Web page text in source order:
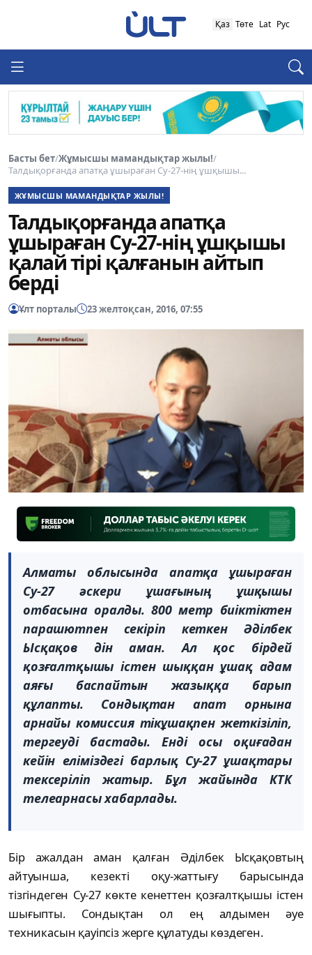
Қаз Төте Lat Рус
Басты бет/Жұмысшы мамандықтар жылы!/
Талдықорғанда апатқа ұшыраған Су-27-нің ұшқышы...
ЖҰМЫСШЫ МАМАНДЫҚТАР ЖЫЛЫ!
Талдықорғанда апатқа
ұшыраған Су-27-нің ұшқышы
қалай тірі қалғанын айтып
берді
Ұлт порталы 23 желтоқсан, 2016, 07:55
Алматы облысында апатқа ұшыраған
Су-27 әскери ұшағының ұшқышы
отбасына оралды. 800 метр биіктіктен
парашютпен секіріп кеткен Әділбек
Ысқақов дін аман. Ал қос бірдей
қозғалтқышы істен шыққан ұшақ адам
аяғы баспайтын жазыққа барып
құлапты. Сондықтан апат орнына
арнайы комиссия тікұшақпен жеткізіліп,
тергеуді бастады. Енді осы оқиғадан
кейін еліміздегі барлық Су-27 ұшақтары
тексеріліп жатыр. Бұл жайында КТК
телеарнасы хабарлады.
Бір ажалдан аман қалған Әділбек Ысқақовтың
айтуынша, кезекті оқу-жаттығу барысында
тізгіндеген Су-27 көкте кенеттен қозғалтқышы істен
шығыпты. Сондықтан ол ең алдымен әуе
техникасын қауіпсіз жерге құлатуды көздеген.